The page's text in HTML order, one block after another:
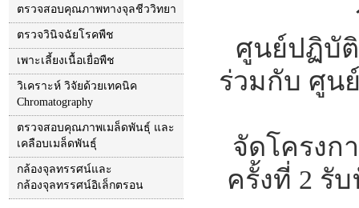
ตรวจสอบคุณภาพทางจุลชีววิทยา
ตรวจวินิจฉัยโรคพืช
เพาะเลี้ยงเนื้อเยื่อพืช
วิเคราะห์ วิจัยด้วยเทคนิค
Chromatography
ตรวจสอบคุณภาพเมล็ดพันธุ์ และ
เคลือบเมล็ดพันธุ์
กล้องจุลทรรศน์และ
กล้องจุลทรรศน์อิเล็กตรอน
ศูนย์ปฏิบั
ร่วมกับ ศูน
จัดโครงก
ครั้งที่ 2 รั